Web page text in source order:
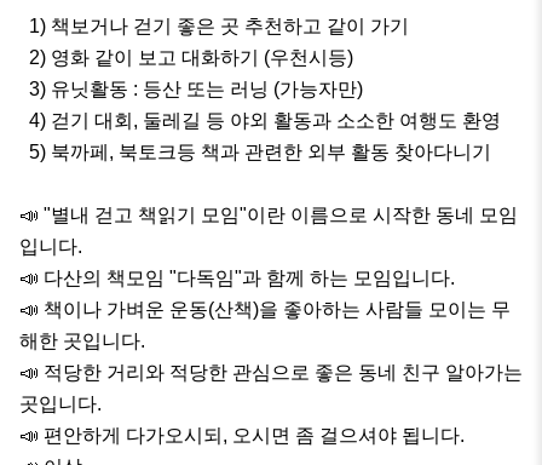
📣 "별내 걷고 책읽기 모임"이란 이름으로 시작한 동네 모임
입니다.
📣 다산의 책모임 "다독임"과 함께 하는 모임입니다.
📣 책이나 가벼운 운동(산책)을 좋아하는 사람들 모이는 무
해한 곳입니다.
📣 적당한 거리와 적당한 관심으로 좋은 동네 친구 알아가는
곳입니다.
📣 편안하게 다가오시되, 오시면 좀 걸으셔야 됩니다.